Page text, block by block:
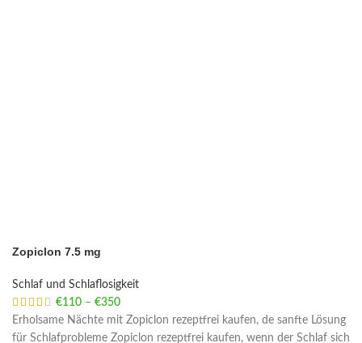
Zopiclon 7.5 mg
Schlaf und Schlaflosigkeit
€110 – €350
Erholsame Nächte mit Zopiclon rezeptfrei kaufen, de sanfte Lösung
für Schlafprobleme Zopiclon rezeptfrei kaufen, wenn der Schlaf sich